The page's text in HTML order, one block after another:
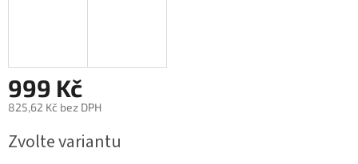
999 Kč
825,62 Kč bez DPH
cena:
Zvolte variantu